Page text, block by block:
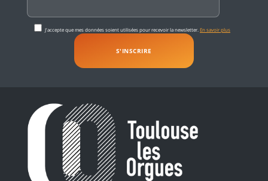
J'accepte que mes données soient utilisées pour recevoir la newsletter. En savoir plus